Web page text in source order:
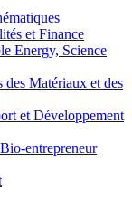
et Finance
Energy, Science
Matériaux et des
et Développement
entrepreneur